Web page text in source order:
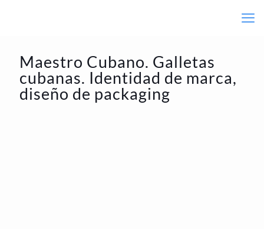
Maestro Cubano. Galletas
cubanas. Identidad de marca,
diseño de packaging